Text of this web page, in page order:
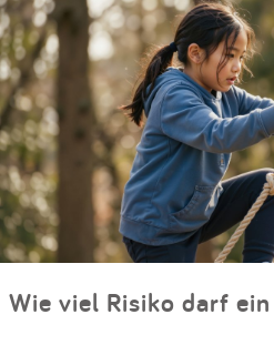
Wie viel Risiko darf